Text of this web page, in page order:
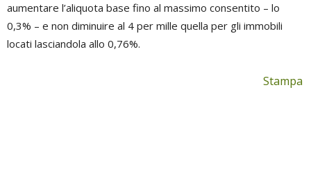
aumentare l’aliquota base fino al massimo consentito – lo
0,3% – e non diminuire al 4 per mille quella per gli immobili
locati lasciandola allo 0,76%.
Stampa